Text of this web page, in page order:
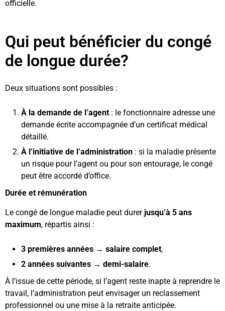
officielle.
Qui peut bénéficier du congé
de longue durée?
Deux situations sont possibles :
À la demande de l’agent : le fonctionnaire adresse une
demande écrite accompagnée d’un certificat médical
détaillé.
À l’initiative de l’administration : si la maladie présente
un risque pour l’agent ou pour son entourage, le congé
peut être accordé d’office.
Durée et rémunération
Le congé de longue maladie peut durer jusqu’à 5 ans
maximum, répartis ainsi :
3 premières années → salaire complet,
2 années suivantes → demi-salaire.
À l’issue de cette période, si l’agent reste inapte à reprendre le
travail, l’administration peut envisager un reclassement
professionnel ou une mise à la retraite anticipée.